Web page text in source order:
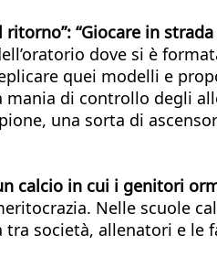
“Giocare in
dove si è
quei modelli e
di controllo degli
una sorta di
calcio in cui i genitori
Nelle scuole
tra società, allenatori e